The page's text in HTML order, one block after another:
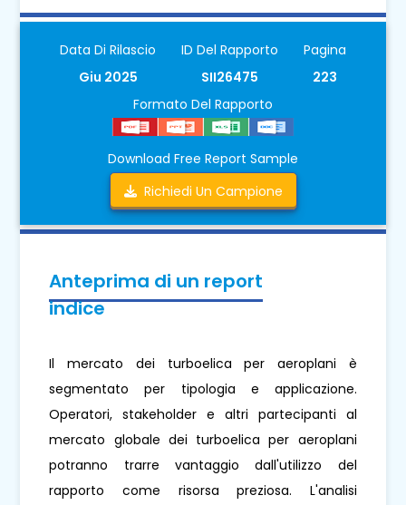
Data Di Rilascio
Giu 2025
ID Del Rapporto
SII26475
Pagina
223
Formato Del Rapporto
Download Free Report Sample
Richiedi Un Campione
Anteprima di un report
indice
Il mercato dei turboelica per aeroplani è
segmentato per tipologia e applicazione.
Operatori, stakeholder e altri partecipanti al
mercato globale dei turboelica per aeroplani
potranno trarre vantaggio dall'utilizzo del
rapporto come risorsa preziosa. L'analisi